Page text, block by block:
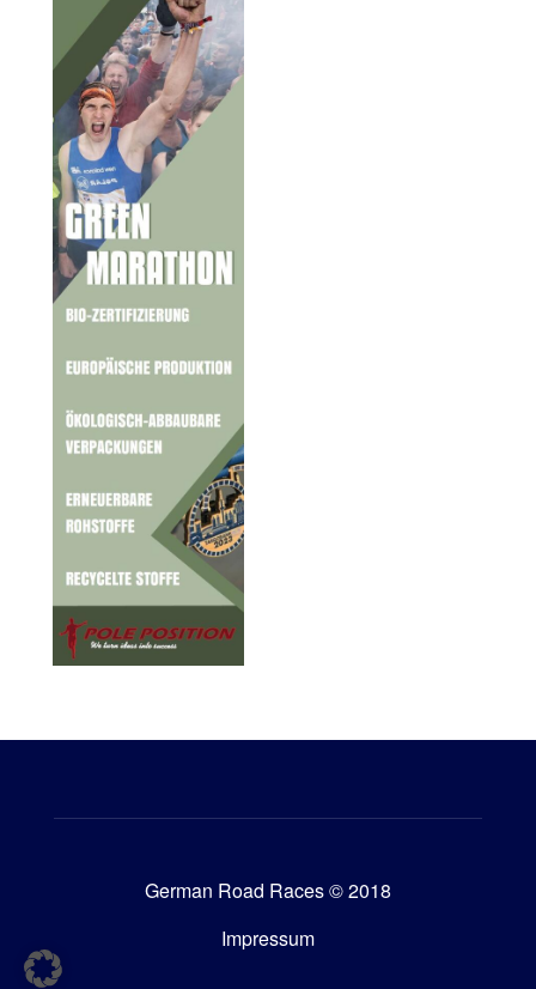
German Road Races © 2018
Impressum